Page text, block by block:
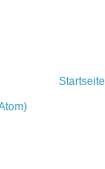
Startseite